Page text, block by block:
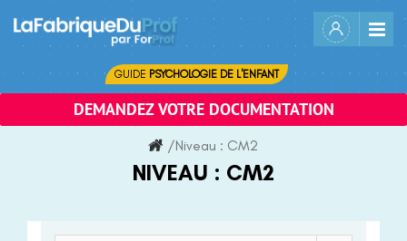
content
GUIDE PSYCHOLOGIE DE L'ENFANT
DEMANDEZ VOTRE DOCUMENTATION
/Niveau : CM2
NIVEAU : CM2